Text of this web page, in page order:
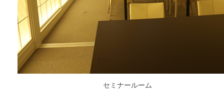
セミナールーム